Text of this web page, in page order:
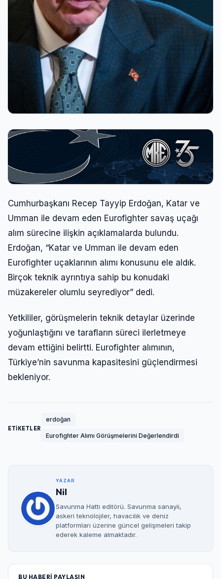
Cumhurbaşkanı Recep Tayyip Erdoğan, Katar ve
Umman ile devam eden Eurofighter savaş uçağı
alım sürecine ilişkin açıklamalarda bulundu.
Erdoğan, “Katar ve Umman ile devam eden
Eurofighter uçaklarının alımı konusunu ele aldık.
Birçok teknik ayrıntıya sahip bu konudaki
müzakereler olumlu seyrediyor” dedi.
Yetkililer, görüşmelerin teknik detaylar üzerinde
yoğunlaştığını ve tarafların süreci ilerletmeye
devam ettiğini belirtti. Eurofighter alımının,
Türkiye’nin savunma kapasitesini güçlendirmesi
bekleniyor.
ETİKETLER
erdoğan
Eurofighter Alımı Görüşmelerini Değerlendirdi
YAZAR
Nil
Savunma Hattı editörü. Savunma sanayii,
askeri teknolojiler, havacılık ve deniz
platformları üzerine güncel gelişmeleri takip
ederek kaleme almaktadır.
BU HABERİ PAYLAŞIN